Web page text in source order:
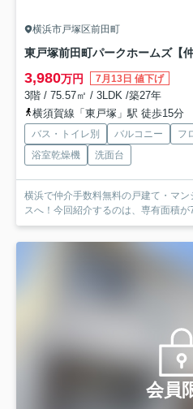
横浜市戸塚区前田町
3,980万円 7月13日 値下げ
3階 / 75.57㎡ / 3LDK /築27年
横須賀線「東戸塚」駅 徒歩15分
バス・トイレ別 バルコニー フ
浴室乾燥機
洗面台
横浜で仲介手数料無料の戸建て・マ
スへ！今回紹介するのは、専有面積が
会員